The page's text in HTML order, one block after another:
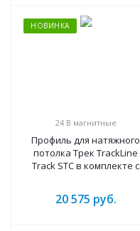
НОВИНКА
24 B магнитные
Профиль для натяжного
потолка Трек TrackLine
Track STC в комплекте с
ral9005 черный)
20 575 руб.